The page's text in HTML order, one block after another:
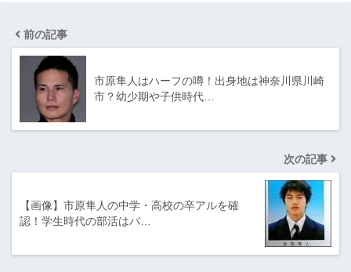
前の記事
市原隼人はハーフの噂！出身地は神奈川県川崎
市？幼少期や子供時代…
次の記事
【画像】市原隼人の中学・高校の卒アルを確
認！学生時代の部活はバ…